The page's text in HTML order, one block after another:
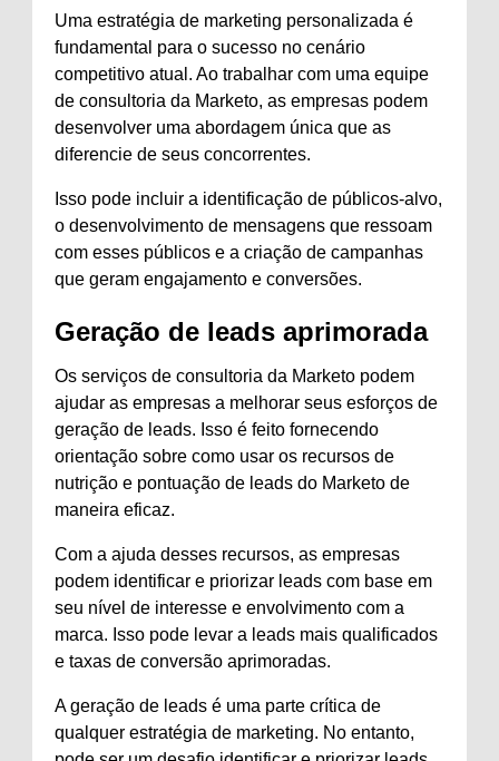
Uma estratégia de marketing personalizada é
fundamental para o sucesso no cenário
competitivo atual. Ao trabalhar com uma equipe
de consultoria da Marketo, as empresas podem
desenvolver uma abordagem única que as
diferencie de seus concorrentes.
Isso pode incluir a identificação de públicos-alvo,
o desenvolvimento de mensagens que ressoam
com esses públicos e a criação de campanhas
que geram engajamento e conversões.
Geração de leads aprimorada
Os serviços de consultoria da Marketo podem
ajudar as empresas a melhorar seus esforços de
geração de leads. Isso é feito fornecendo
orientação sobre como usar os recursos de
nutrição e pontuação de leads do Marketo de
maneira eficaz.
Com a ajuda desses recursos, as empresas
podem identificar e priorizar leads com base em
seu nível de interesse e envolvimento com a
marca. Isso pode levar a leads mais qualificados
e taxas de conversão aprimoradas.
A geração de leads é uma parte crítica de
qualquer estratégia de marketing. No entanto,